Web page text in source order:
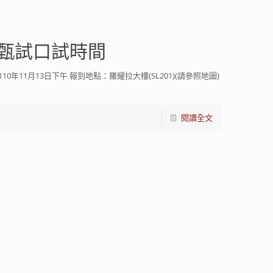
試口試時間
年11月13日下午 報到地點：羅耀拉大樓(SL201)(請參照地圖)
閱讀全文